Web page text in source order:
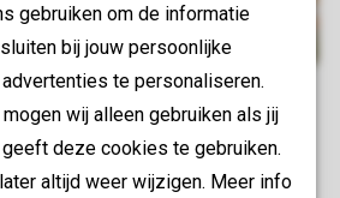
gebruiken om de informatie
bij jouw persoonlijke
te personaliseren.
wij alleen gebruiken als jij
deze cookies te gebruiken.
altijd weer wijzigen. Meer info